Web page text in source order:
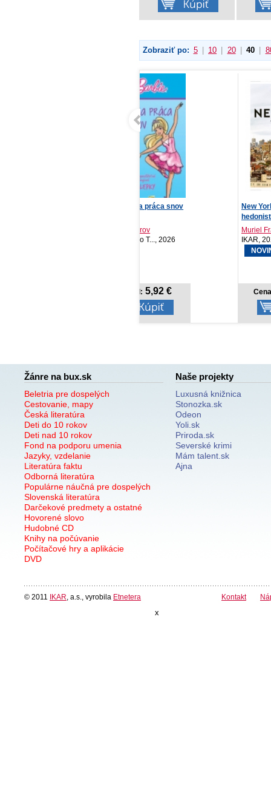
Zobraziť po: 5 10 20 40
New York: Malý atlas pre
Muriel Françoise, Sy...
IKAR, 2026
Cena od:
Alex
Zelená
Žánre na bux.sk
Beletria pre dospelých
Cestovanie, mapy
Česká literatúra
Deti do 10 rokov
Deti nad 10 rokov
Fond na podporu umenia
Jazyky, vzdelanie
Literatúra faktu
Odborná literatúra
Populárne náučná pre dospelých
Slovenská literatúra
Darčekové predmety a ostatné
Hovorené slovo
Hudobné CD
Knihy na počúvanie
Počítačové hry a aplikácie
DVD
Naše projekty
Luxusná knižnica
Stonozka.sk
Odeon
Yoli.sk
Priroda.sk
Severské krimi
Mám talent.sk
Ajna
© 2011 IKAR , a.s., vyrobila Etnetera Kontakt
x